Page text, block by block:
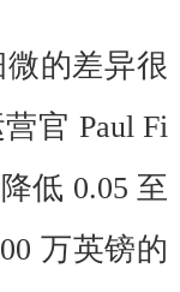
的差异很
官 Paul Fi
低 0.05 至
万英镑的